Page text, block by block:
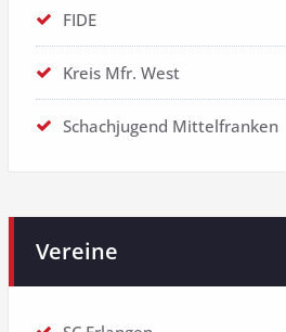
FIDE
Kreis Mfr. West
Schachjugend Mittelfranken
Vereine